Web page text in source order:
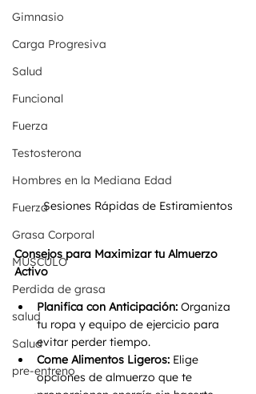
Gimnasio
Carga Progresiva
Salud
Funcional
Fuerza
Testosterona
Hombres en la Mediana Edad
Fuerza
Grasa Corporal
MÚSCULO
Perdida de grasa
salud
Salud
pre-entreno
Sesiones Rápidas de Estiramientos
Consejos para Maximizar tu Almuerzo
Activo
Planifica con Anticipación: Organiza
tu ropa y equipo de ejercicio para
evitar perder tiempo.
Come Alimentos Ligeros: Elige
opciones de almuerzo que te